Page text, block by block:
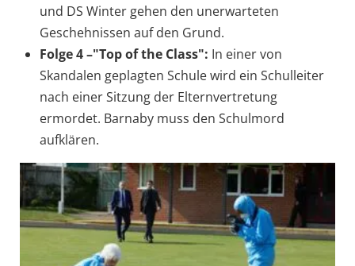
und DS Winter gehen den unerwarteten
Geschehnissen auf den Grund.
Folge 4 –"Top of the Class": In einer von
Skandalen geplagten Schule wird ein Schulleiter
nach einer Sitzung der Elternvertretung
ermordet. Barnaby muss den Schulmord
aufklären.